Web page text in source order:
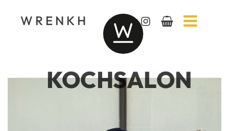
WRENKH
KOCHSALON